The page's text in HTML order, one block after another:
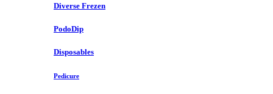
Diverse Frezen
PodoDip
Disposables
Pedicure